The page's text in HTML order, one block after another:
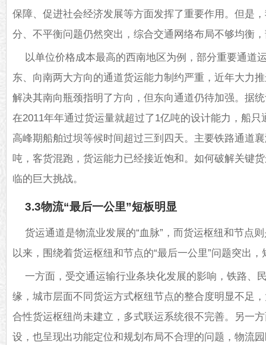
保障、促进社会经济发展等方面发挥了重要作用。但是
分、不平衡问题仍然突出，综合交通网络布局不够均衡
以单位价格成本最高的西南地区为例，部分重要通道
东、向南两大方向的通道货运能力制约严重，近年大力
解决其南向瓶颈指明了方向，但东向通道仍待加强。据
在2011年年通过货运量就超过了1亿吨的设计能力，船
高峰期船舶过坝等候时间超过三到四天。主要铁路通道
吨，客货混跑，货运能力已经接近饱和。如何破解关键
临的巨大挑战。
3.3物流“最后一公里”短板明显
货运通道是物流业发展的“血脉”，而货运枢纽和节点
以来，围绕着货运枢纽和节点的“最后一公里”问题突出，
一方面，受交通运输行业条块化发展的影响，铁路、
缘，城市层面不同货运方式枢纽节点的整合度明显不足
合性货运枢纽尚未建立，多式联运系统很不完善。另一
设，也呈现出功能定位和规划布局不合理的问题，物流